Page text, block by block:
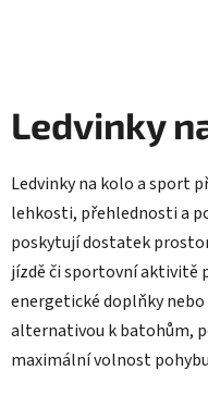
Ledvinky
Ledvinky na kolo a sport
lehkosti, přehlednosti a
poskytují dostatek
jízdě či sportovní aktivitě
energetické doplňky nebo
alternativou k batohům,
maximální volnost